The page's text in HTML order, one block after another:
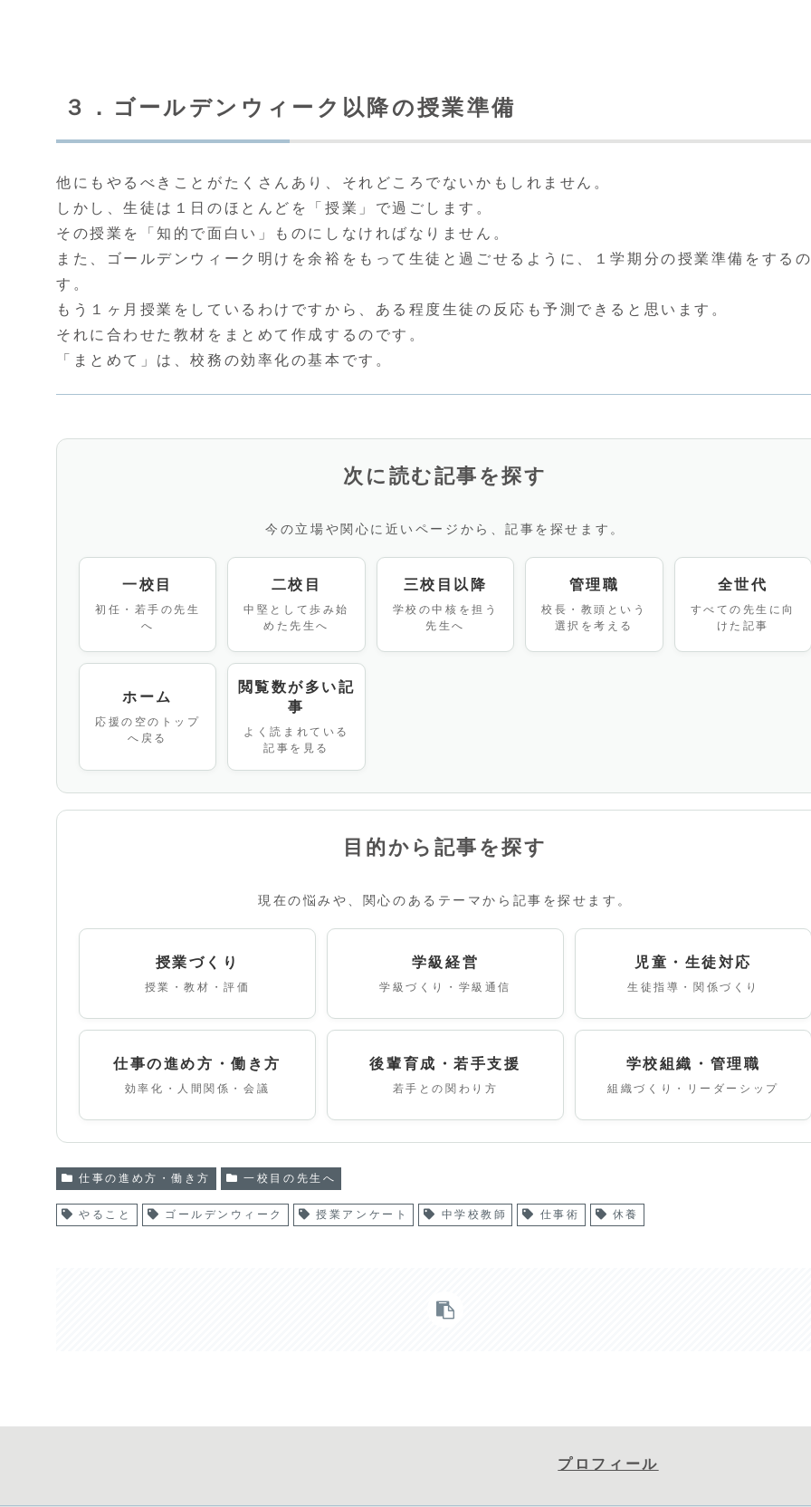
３．ゴールデンウィーク以降の授業準備
他にもやるべきことがたくさんあり、それどころでないかもしれません。
しかし、生徒は１日のほとんどを「授業」で過ごします。
その授業を「知的で面白い」ものにしなければなりません。
また、ゴールデンウィーク明けを余裕をもって生徒と過ごせるように、１学期分の授業準備をする
す。
もう１ヶ月授業をしているわけですから、ある程度生徒の反応も予測できると思います。
それに合わせた教材をまとめて作成するのです。
「まとめて」は、校務の効率化の基本です。
次に読む記事を探す
今の立場や関心に近いページから、記事を探せます。
一校目
初任・若手の先生
へ
二校目
中堅として歩み始
めた先生へ
三校目以降
学校の中核を担う
先生へ
管理職
校長・教頭という
選択を考える
全世代
すべての先生に向
けた記事
ホーム
応援の空のトップ
へ戻る
閲覧数が多い記
事
よく読まれている
記事を見る
目的から記事を探す
現在の悩みや、関心のあるテーマから記事を探せます。
授業づくり
授業・教材・評価
学級経営
学級づくり・学級通信
児童・生徒対応
生徒指導・関係づくり
仕事の進め方・働き方
効率化・人間関係・会議
後輩育成・若手支援
若手との関わり方
学校組織・管理職
組織づくり・リーダーシップ
仕事の進め方・働き方 一校目の先生へ
やること ゴールデンウィーク 授業アンケート 中学校教師 仕事術 休養
プロフィール